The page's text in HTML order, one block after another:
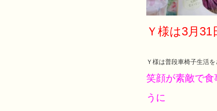
Ｙ様は3月
Ｙ様は普段車椅子生活
笑顔が素敵で
うに